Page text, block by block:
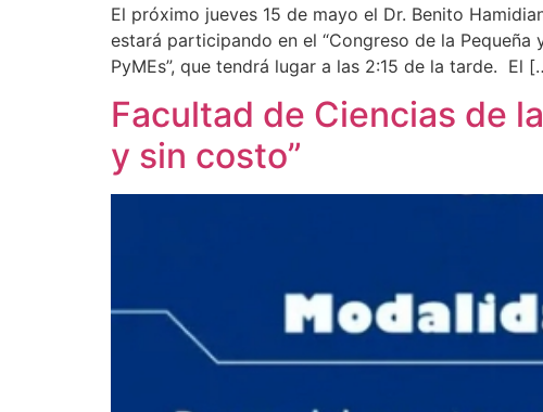
El próximo jueves 15 de mayo el Dr. Benito
estará participando en el “Congreso de la Pequeña
PyMEs”, que tendrá lugar a las 2:15 de la tarde. El
Facultad de Ciencias de
y sin costo”